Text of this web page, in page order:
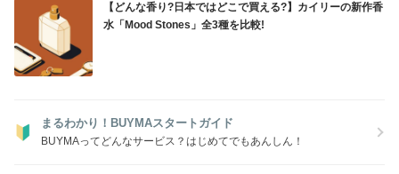
【どんな香り?日本ではどこで買える?】カイリーの新作香
水「Mood Stones」全3種を比較!
まるわかり！BUYMAスタートガイド
BUYMAってどんなサービス？はじめてでもあんしん！